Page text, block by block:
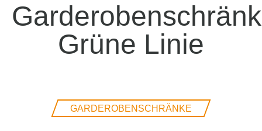
Grüne Linie
GARDEROBENSCHRÄNKE